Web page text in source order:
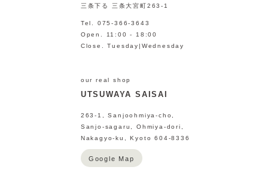
三条下る 三条大宮町263-1
Tel. 075-366-3643
Open. 11:00 - 18:00
Close. Tuesday|Wednesday
our real shop
UTSUWAYA SAISAI
263-1, Sanjoohmiya-cho,
Sanjo-sagaru, Ohmiya-dori,
Nakagyo-ku, Kyoto 604-8336
Google Map